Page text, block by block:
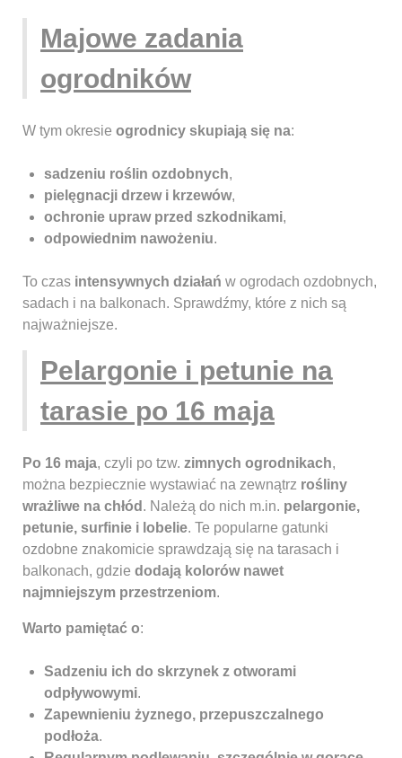
Majowe zadania
ogrodników
W tym okresie ogrodnicy skupiają się na:
sadzeniu roślin ozdobnych,
pielęgnacji drzew i krzewów,
ochronie upraw przed szkodnikami,
odpowiednim nawożeniu.
To czas intensywnych działań w ogrodach ozdobnych,
sadach i na balkonach. Sprawdźmy, które z nich są
najważniejsze.
Pelargonie i petunie na
tarasie po 16 maja
Po 16 maja, czyli po tzw. zimnych ogrodnikach,
można bezpiecznie wystawiać na zewnątrz rośliny
wrażliwe na chłód . Należą do nich m.in. pelargonie,
petunie, surfinie i lobelie. Te popularne gatunki
ozdobne znakomicie sprawdzają się na tarasach i
balkonach, gdzie dodają kolorów nawet
najmniejszym przestrzeniom.
Warto pamiętać o:
Sadzeniu ich do skrzynek z otworami
odpływowymi.
Zapewnieniu żyznego, przepuszczalnego
podłoża.